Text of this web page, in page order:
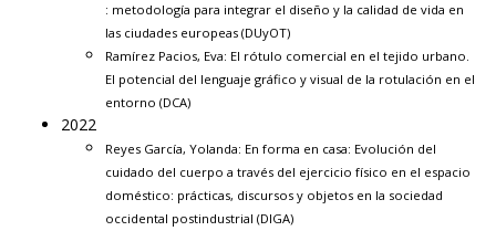
: metodología para integrar el diseño y la calidad de vida en
las ciudades europeas (DUyOT)
Ramírez Pacios, Eva: El rótulo comercial en el tejido urbano.
El potencial del lenguaje gráfico y visual de la rotulación en el
entorno (DCA)
2022
Reyes García, Yolanda: En forma en casa: Evolución del
cuidado del cuerpo a través del ejercicio físico en el espacio
doméstico: prácticas, discursos y objetos en la sociedad
occidental postindustrial (DIGA)